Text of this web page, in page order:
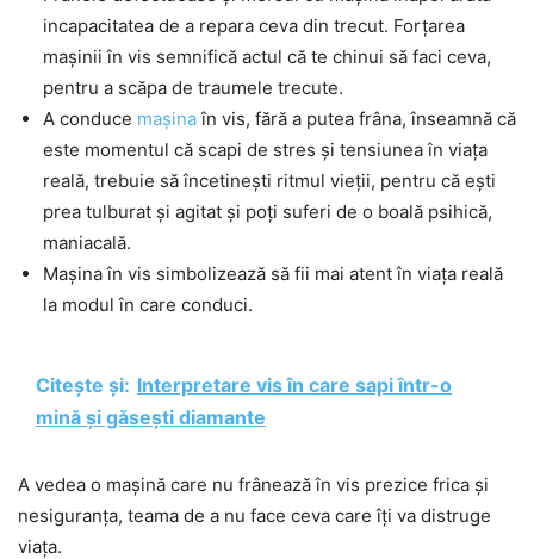
incapacitatea de a repara ceva din trecut. Forțarea
mașinii în vis semnifică actul că te chinui să faci ceva,
pentru a scăpa de traumele trecute.
A conduce mașinaîn vis, fără a putea frâna, înseamnă că
este momentul că scapi de stres și tensiunea în viața
reală, trebuie să încetinești ritmul vieții, pentru că ești
prea tulburat și agitat și poți suferi de o boală psihică,
maniacală.
Mașina în vis simbolizează să fii mai atent în viața reală
la modul în care conduci.
Citește și: Interpretare vis în care sapi într-o
mină și găsești diamante
A vedea o mașină care nu frânează în vis prezice frica și
nesiguranța, teama de a nu face ceva care îți va distruge
viața.